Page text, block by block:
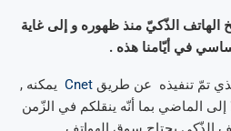
الهاتف الذّكيّ منذ ظهوره و إلى غاية
في أيّامنا هذه .
تمّ تنفيذه عن طريق Cnet يمكنه ,
إلى الماضي بما أنّه ينقلكم في الزّمن